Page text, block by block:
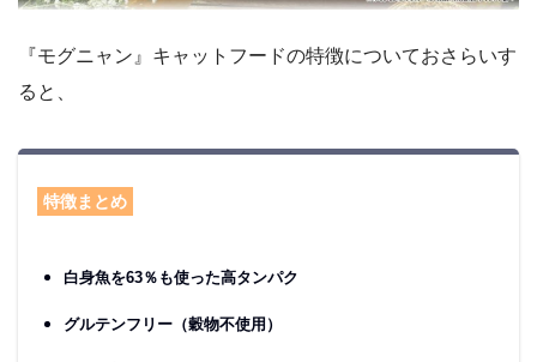
『モグニャン』キャットフードの特徴についておさらいす
ると、
特徴まとめ
白身魚を63％も使った高タンパク
グルテンフリー（穀物不使用）